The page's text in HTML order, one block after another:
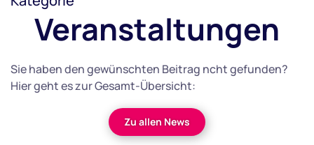
Veranstaltungen
Sie haben den gewünschten Beitrag ncht gefunden?
Hier geht es zur Gesamt-Übersicht:
Zu allen News